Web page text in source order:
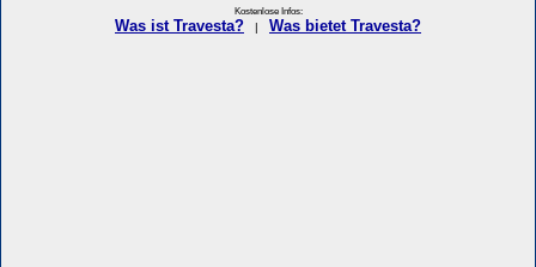
Kostenlose Infos:
Was ist Travesta? Was bietet Travesta?